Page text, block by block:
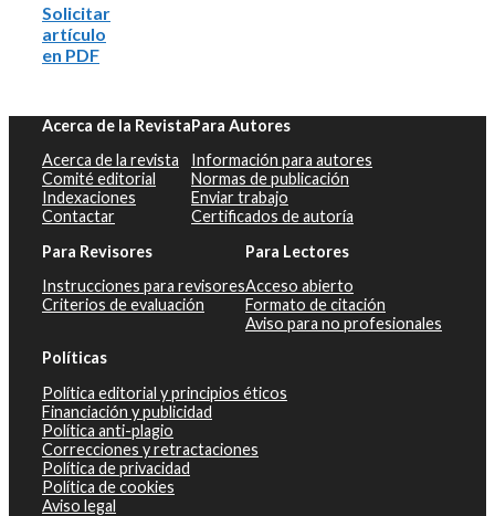
Solicitar
artículo
en PDF
Acerca de la Revista
Acerca de la revista
Comité editorial
Indexaciones
Contactar
Para Autores
Información para autores
Normas de publicación
Enviar trabajo
Certificados de autoría
Para Revisores
Instrucciones para revisores
Criterios de evaluación
Para Lectores
Acceso abierto
Formato de citación
Aviso para no profesionales
Políticas
Política editorial y principios éticos
Financiación y publicidad
Política anti-plagio
Correcciones y retractaciones
Política de privacidad
Política de cookies
Aviso legal